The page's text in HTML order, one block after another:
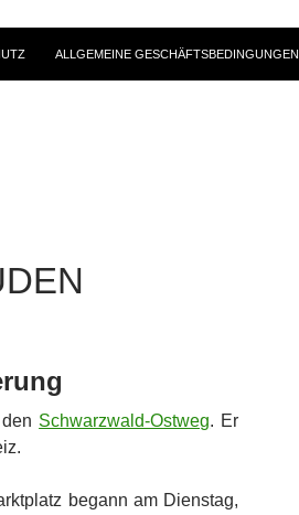
ALLGEMEINE GESCHÄFTSBEDINGUNGEN
Schwarzwald-Ostweg. Er
begann am Dienstag,